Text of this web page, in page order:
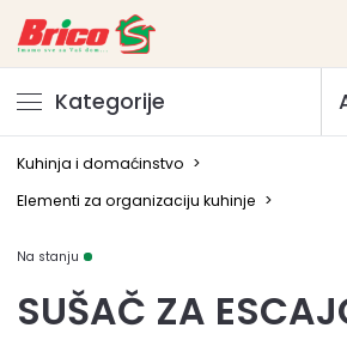
Kategorije
Kuhinja i domaćinstvo >
Elementi za organizaciju kuhinje >
Na stanju
SUŠAČ ZA